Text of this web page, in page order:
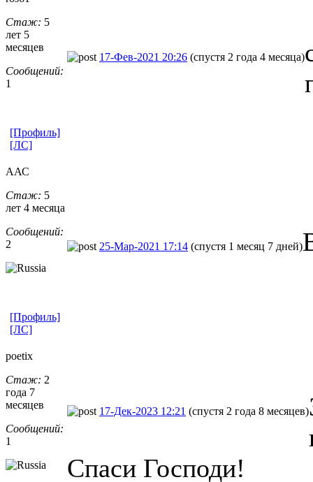
Стаж: 5
лет 5
месяцев
Сообщений:
1
17-Фев-2021 20:26 (спустя 2 года 4 месяца)
[Профиль]
[ЛС]
ААС
Стаж: 5
лет 4 месяца
Сообщений:
2
25-Мар-2021 17:14 (спустя 1 месяц 7 дней)
[Профиль]
[ЛС]
poetix
Стаж: 2
года 7
месяцев
Сообщений:
1
17-Дек-2023 12:21 (спустя 2 года 8 месяцев)
Спаси Господи!